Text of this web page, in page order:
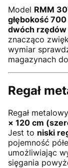
Model RMM
głębokość
dwóch rzędów
znacząco
wymiar
magazynach
Regał
Regał metalowy
× 120 cm
Jest to niski
pojemność
umożliwiając
sięgania